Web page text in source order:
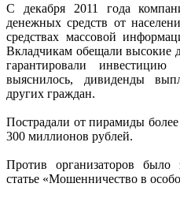
С декабря 2011 года
денежных средств от
средствах массовой
Вкладчикам обещали высокие
гарантировали
выяснилось, дивиденды
других граждан.
Пострадали от пирамиды
300 миллионов рублей.
Против организаторов было
статье «Мошенничество в